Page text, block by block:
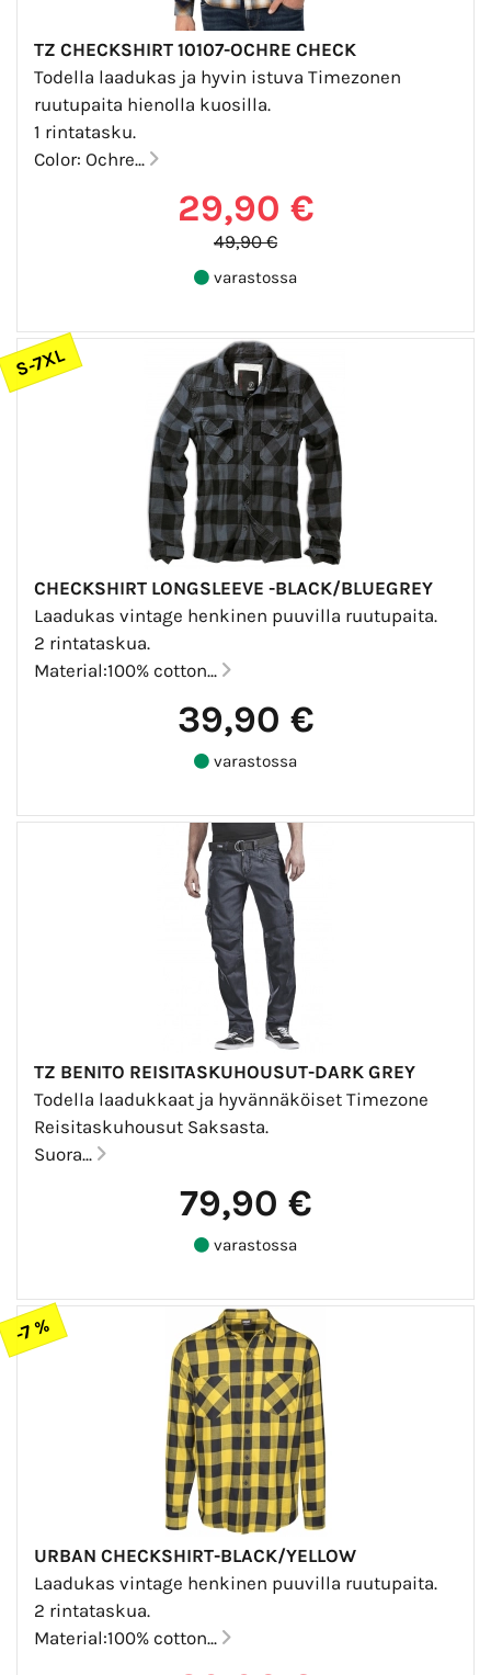
TZ CHECKSHIRT 10107-OCHRE CHECK
Todella laadukas ja hyvin istuva Timezonen
ruutupaita hienolla kuosilla.
1 rintatasku.
Color: Ochre...
29,90 €
49,90 €
varastossa
S-7XL
CHECKSHIRT LONGSLEEVE -BLACK/BLUEGREY
Laadukas vintage henkinen puuvilla ruutupaita.
2 rintataskua.
Material:100% cotton...
39,90 €
varastossa
TZ BENITO REISITASKUHOUSUT-DARK GREY
Todella laadukkaat ja hyvännäköiset Timezone
Reisitaskuhousut Saksasta.
Suora...
79,90 €
varastossa
-7 %
URBAN CHECKSHIRT-BLACK/YELLOW
Laadukas vintage henkinen puuvilla ruutupaita.
2 rintataskua.
Material:100% cotton...